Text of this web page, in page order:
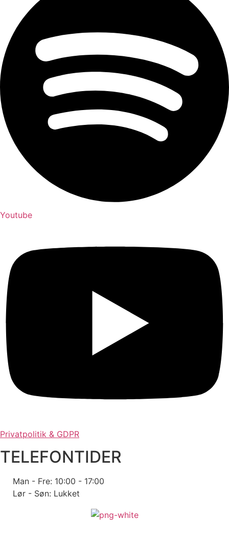
Youtube
Privatpolitik & GDPR
TELEFONTIDER
Man - Fre: 10:00 - 17:00
Lør - Søn: Lukket